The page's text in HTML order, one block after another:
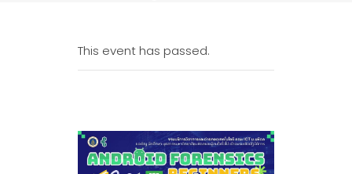
This event has passed.